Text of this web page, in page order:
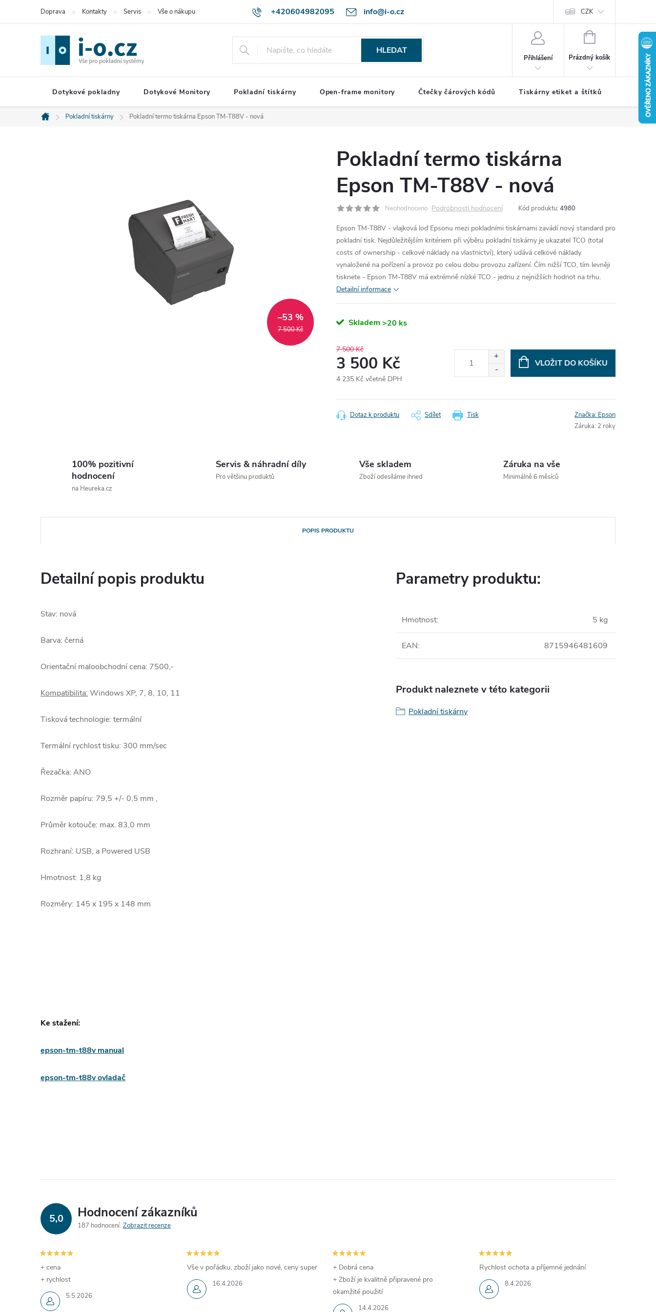
+420604982095 info@i-o.cz
Doprava Kontakty Servis Vše o nákupu CZK
HLEDAT
Přihlášení
NÁKUPNÍ
Prázdný košík
Dotykové pokladny Dotykové Monitory Pokladní tiskárny Open-frame monitory Čtečky čárových kódů Tiskárny etiket a štítků
Domů
Pokladní tiskárny Pokladní termo tiskárna Epson TM-T88V - nová
7 500 Kč
–53 %
Pokladní termo tiskárna
Epson TM-T88V - nová
Neohodnoceno Podrobnosti hodnocení Kód produktu: 4980
Epson TM-T88V - vlajková loď Epsonu mezi pokladními tiskárnami zavádí nový standard pro
pokladní tisk. Nejdůležitějším kritériem při výběru pokladní tiskárny je ukazatel TCO (total
costs of ownership - celkové náklady na vlastnictví), který udává celkové náklady
vynaložené na pořízení a provoz po celou dobu provozu zařízení. Čím nižší TCO, tím levněji
tisknete - Epson TM-T88V má extrémně nízké TCO - jednu z nejnižších hodnot na trhu.
Detailní informace
Skladem >20 ks
7 500 Kč
3 500 Kč
4 235 Kč včetně DPH
cena:
VLOŽIT DO KOŠÍKU
Tisk
Dotaz k produktu Sdílet Značka: Epson
Záruka: 2 roky
100% pozitivní
hodnocení
na Heureka.cz
Servis & náhradní díly
Pro většinu produktů
Vše skladem
Zboží odesíláme ihned
Záruka na vše
Minimálně 6 měsíců
POPIS PRODUKTU
Detailní popis produktu
Stav: nová
Barva: černá
Orientační maloobchodní cena: 7500,-
Kompatibilita: Windows XP, 7, 8, 10, 11
Tisková technologie: termální
Termální rychlost tisku: 300 mm/sec
Řezačka: ANO
Rozměr papíru: 79,5 +/- 0,5 mm ,
Průměr kotouče: max. 83,0 mm
Rozhraní: USB, a Powered USB
Hmotnost: 1,8 kg
Rozměry: 145 x 195 x 148 mm
Ke stažení:
epson-tm-t88v manual
epson-tm-t88v ovladač
Parametry produktu:
Hmotnost: 5 kg
EAN: 8715946481609
Produkt naleznete v této kategorii
Pokladní tiskárny
5,0 Hodnocení zákazníků
187 hodnocení Zobrazit recenze
5.5.2026
+ cena
+ rychlost
16.4.2026
Vše v pořádku, zboží jako nové, ceny super
14.4.2026
+ Dobrá cena
+ Zboží je kvalitně připravené pro
okamžité použití
8.4.2026
Rychlost ochota a příjemné jednání